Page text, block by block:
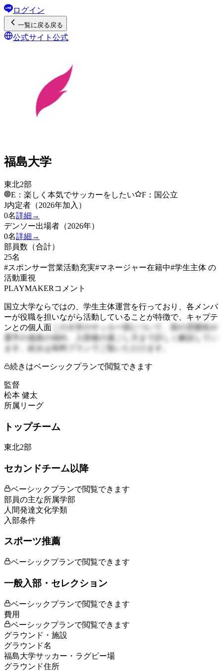
ログイン
一覧に戻る戻る
公式サイト 公式
福島大学
東北2部
E：楽しく本気でサッカーをしたい
F：国公立
J内定者（2026年加入）
0名詳細→
デンソー出場者（2026年）
0名詳細→
部員数（合計）
25名
#スポンサー営業活動充実#マネージャー在籍中#学生主体 の
活動重視
PLAYMAKERコメント
国立大学ならではの、学生主体運営を行っており、各メンバ
ーが役職を担いながら活動していることが特徴で、キャプテ
ンとの個人面 この大学のサッカー部について、部の雰囲気や
選手の進路の傾向、入部後の過ごし方まで詳しく解説してい
ます。続きは有料プランでご覧いただけます。
続きはベーシックプランで閲覧できます
監督
松本 健太
所属リーグ
トップチーム
東北2部
セカンドチーム以降
ベーシックプランで閲覧できます
部員の主な所属学部
人間発達文化学類
入部条件
スポーツ推薦
ベーシックプランで閲覧できます
一般入部・セレクション
ベーシックプランで閲覧できます
費用
ベーシックプランで閲覧できます
グラウンド・施設
グラウンド名
福島大学サッカー・ラグビー場
グラウンド住所